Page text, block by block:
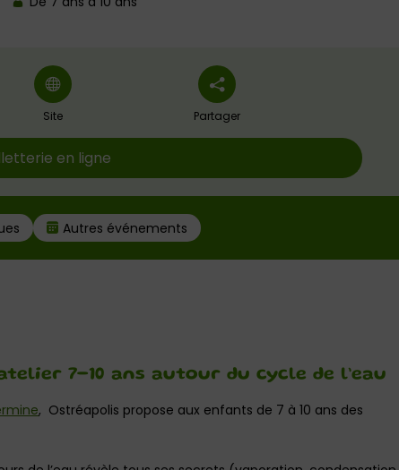
Site Partager
en ligne
Autres événements
7-10 ans autour du cycle de l’eau
, Ostréapolis propose aux enfants de 7 à 10 ans des